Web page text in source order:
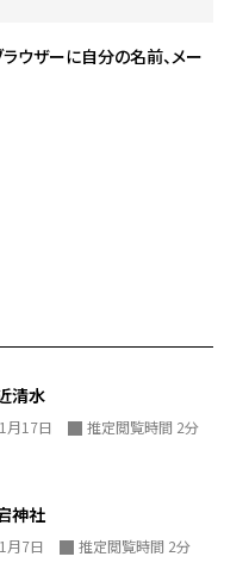
ウザーに自分の名前、メー
清水
月17日 推定閲覧時間 2分
神社
月7日 推定閲覧時間 2分